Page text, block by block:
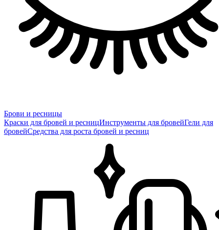
Брови и ресницы
Краски для бровей и ресницИнструменты для бровейГели для
бровейСредства для роста бровей и ресниц